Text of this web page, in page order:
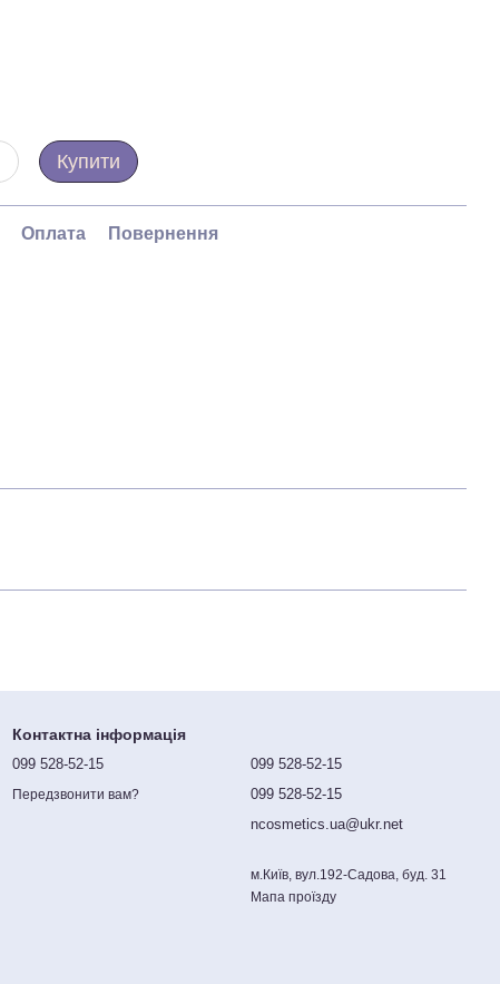
Купити
Оплата Повернення
Контактна інформація
099 528-52-15
Передзвонити вам?
099 528-52-15
099 528-52-15
ncosmetics.ua@ukr.net
м.Київ, вул.192-Садова, буд. 31
Мапа проїзду